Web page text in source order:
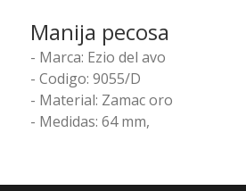
Manija pecosa
- Marca: Ezio del avo
- Codigo: 9055/D
- Material: Zamac oro
- Medidas: 64 mm,